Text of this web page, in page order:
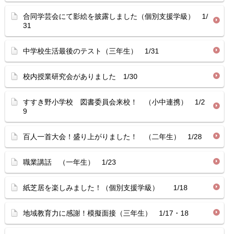
合同学芸会にて影絵を披露しました（個別支援学級） 1/
31
中学校生活最後のテスト（三年生） 1/31
校内授業研究会がありました 1/30
すすき野小学校 図書委員会来校！ （小中連携） 1/2
9
百人一首大会！盛り上がりました！ （二年生） 1/28
職業講話 （一年生） 1/23
紙芝居を楽しみました！（個別支援学級） 1/18
地域教育力に感謝！模擬面接（三年生） 1/17・18